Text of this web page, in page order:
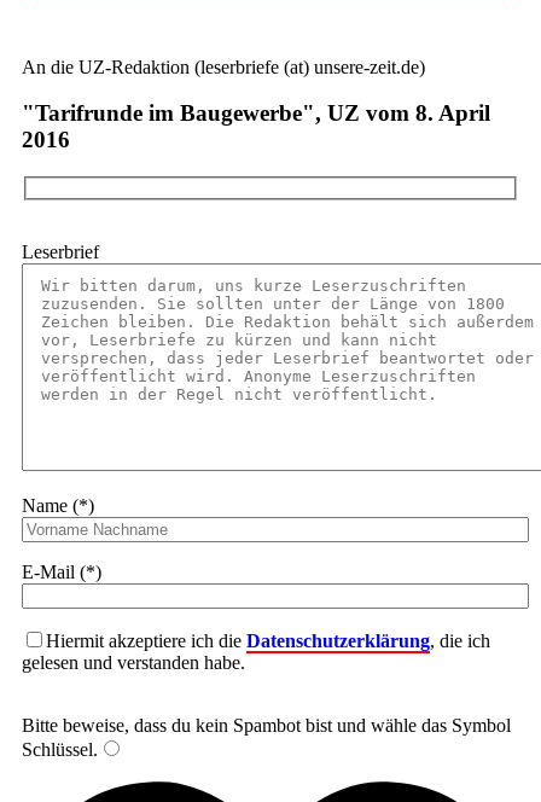
An die UZ-Redaktion (leserbriefe (at) unsere-zeit.de)
"Tarifrunde im Baugewerbe", UZ vom 8. April
2016
Leserbrief
Name (*)
E-Mail (*)
Hiermit akzeptiere ich die Datenschutzerklärung, die ich
gelesen und verstanden habe.
Bitte beweise, dass du kein Spambot bist und wähle das Symbol
Schlüssel.